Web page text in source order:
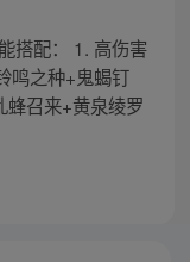
搭配： 1. 高伤害
鸣之种+鬼蝎钉
蜂召来+黄泉绫罗